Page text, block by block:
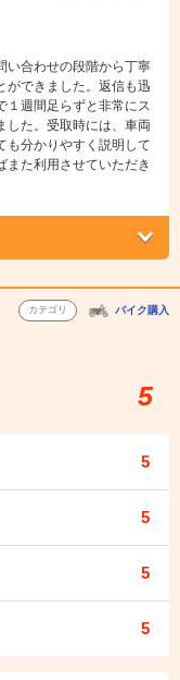
い合わせの段階から丁寧
ができました。返信も迅
１週間足らずと非常にス
した。受取時には、車両
も分かりやすく説明して
また利用させていただき
カテゴリ バイク購入
5
5
5
5
5